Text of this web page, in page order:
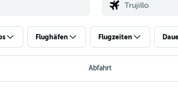
Flughäfen Flugzeiten
Abfahrt